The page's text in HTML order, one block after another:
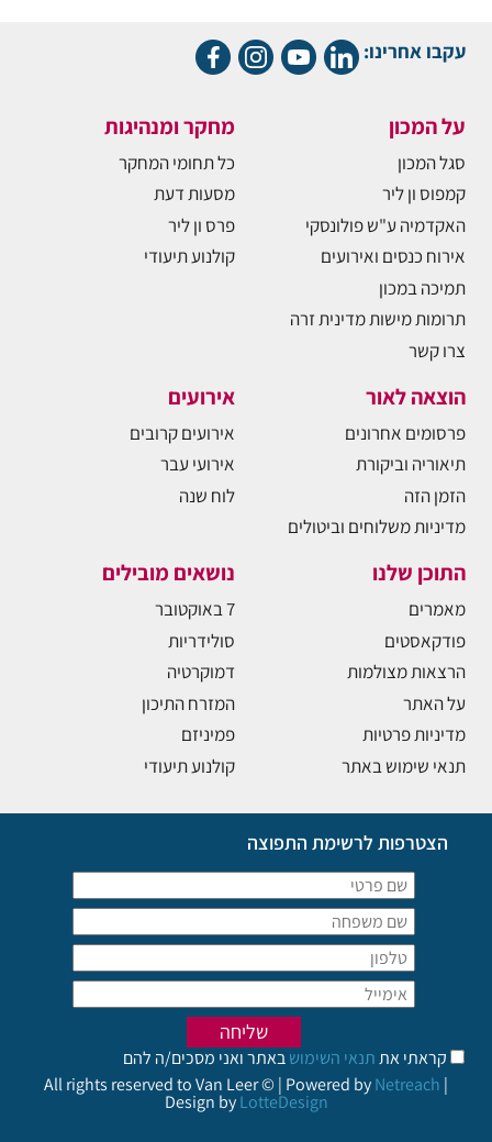
עקבו אחרינו:
על המכון
סגל המכון
קמפוס ון ליר
האקדמיה ע"ש פולונסקי
אירוח כנסים ואירועים
תמיכה במכון
תרומות מישות מדינית זרה
צרו קשר
מחקר ומנהיגות
כל תחומי המחקר
מסעות דעת
פרס ון ליר
קולנוע תיעודי
הוצאה לאור
פרסומים אחרונים
תיאוריה וביקורת
הזמן הזה
מדיניות משלוחים וביטולים
אירועים
אירועים קרובים
אירועי עבר
לוח שנה
התוכן שלנו
מאמרים
פודקאסטים
הרצאות מצולמות
על האתר
מדיניות פרטיות
תנאי שימוש באתר
נושאים מובילים
7 באוקטובר
סולידריות
דמוקרטיה
המזרח התיכון
פמיניזם
קולנוע תיעודי
הצטרפות לרשימת התפוצה
קראתי אתתנאי השימושבאתר ואני מסכים/ה להם
All rights reserved to Van Leer © | Powered byNetreach |
Design byLotteDesign